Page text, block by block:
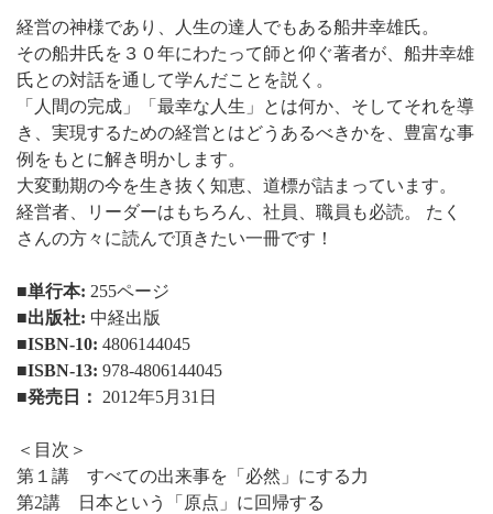
経営の神様であり、人生の達人でもある船井幸雄氏。
その船井氏を３０年にわたって師と仰ぐ著者が、船井幸雄
氏との対話を通して学んだことを説く。
「人間の完成」「最幸な人生」とは何か、そしてそれを導
き、実現するための経営とはどうあるべきかを、豊富な事
例をもとに解き明かします。
大変動期の今を生き抜く知恵、道標が詰まっています。
経営者、リーダーはもちろん、社員、職員も必読。 たく
さんの方々に読んで頂きたい一冊です！
■単行本: 255ページ
■出版社: 中経出版
■ISBN-10: 4806144045
■ISBN-13: 978-4806144045
■発売日：
2012年5月31日
＜目次＞
第１講 すべての出来事を「必然」にする力
第2講 日本という「原点」に回帰する